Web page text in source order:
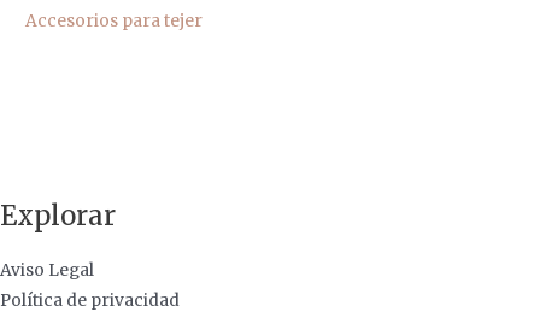
Accesorios para tejer
Explorar
Aviso Legal
Política de privacidad